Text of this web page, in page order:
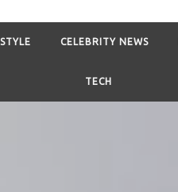
CELEBRITY NEWS
TECH